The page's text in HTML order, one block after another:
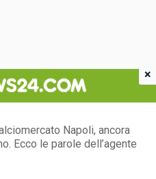
Napoli, ancora
Ecco le parole dell’agente
×